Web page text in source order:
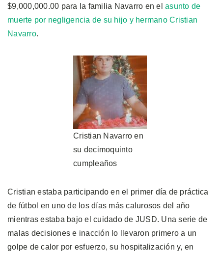
$9,000,000.00 para la familia Navarro en el asunto de
muerte por negligencia de su hijo y hermano Cristian
Navarro.
Cristian Navarro en
su decimoquinto
cumpleaños
Cristian estaba participando en el primer día de práctica
de fútbol en uno de los días más calurosos del año
mientras estaba bajo el cuidado de JUSD. Una serie de
malas decisiones e inacción lo llevaron primero a un
golpe de calor por esfuerzo, su hospitalización y, en